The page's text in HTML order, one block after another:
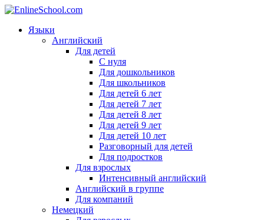
Языки
Английский
Для детей
С нуля
Для дошкольников
Для школьников
Для детей 6 лет
Для детей 7 лет
Для детей 8 лет
Для детей 9 лет
Для детей 10 лет
Разговорный для детей
Для подростков
Для взрослых
Интенсивный английский
Английский в группе
Для компаний
Немецкий